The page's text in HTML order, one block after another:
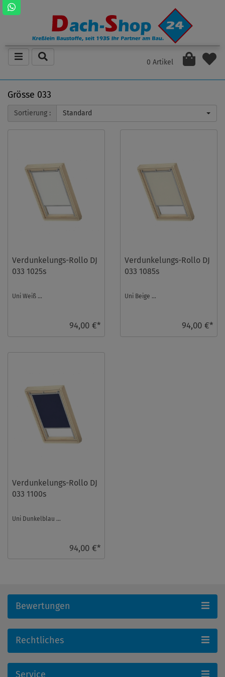
0 Artikel
Grösse 033
Sortierung : Standard
Verdunkelungs-Rollo DJ
033 1025s
Uni Weiß ...
94,00 €*
Verdunkelungs-Rollo DJ
033 1085s
Uni Beige ...
94,00 €*
Verdunkelungs-Rollo DJ
033 1100s
Uni Dunkelblau ...
94,00 €*
Bewertungen
Rechtliches
Service